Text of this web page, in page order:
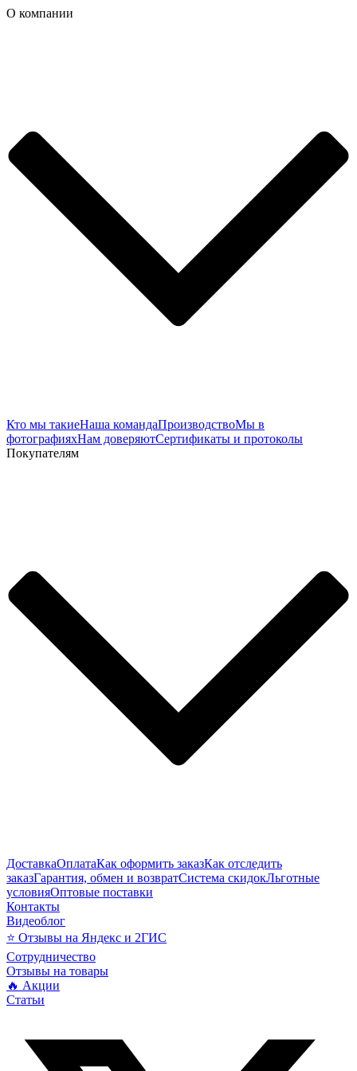
О компании
Кто мы такиеНаша командаПроизводствоМы в
фотографияхНам доверяютСертификаты и протоколы
Покупателям
ДоставкаОплатаКак оформить заказКак отследить
заказГарантия, обмен и возвратСистема скидокЛьготные
условияОптовые поставки
Контакты
Видеоблог
⭐ Отзывы на Яндекс и 2ГИС
Сотрудничество
Отзывы на товары
🔥 Акции
Статьи